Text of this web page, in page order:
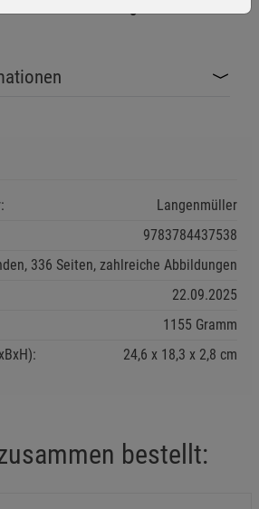
Langenmüller
9783784437538
336 Seiten, zahlreiche Abbildungen
22.09.2025
1155 Gramm
24,6 18,3 2,8 cm
bestellt:
für die Gruppe
erteilen
(5)
Cookies
Informationen anzeigen
(1) Funktionale
Cookies
(2)
Cookies